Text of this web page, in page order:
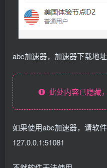
abc加速器，加速器下载地
此处内容已隐藏
如果使用abc加速器，请软
127.0.0.1:51081